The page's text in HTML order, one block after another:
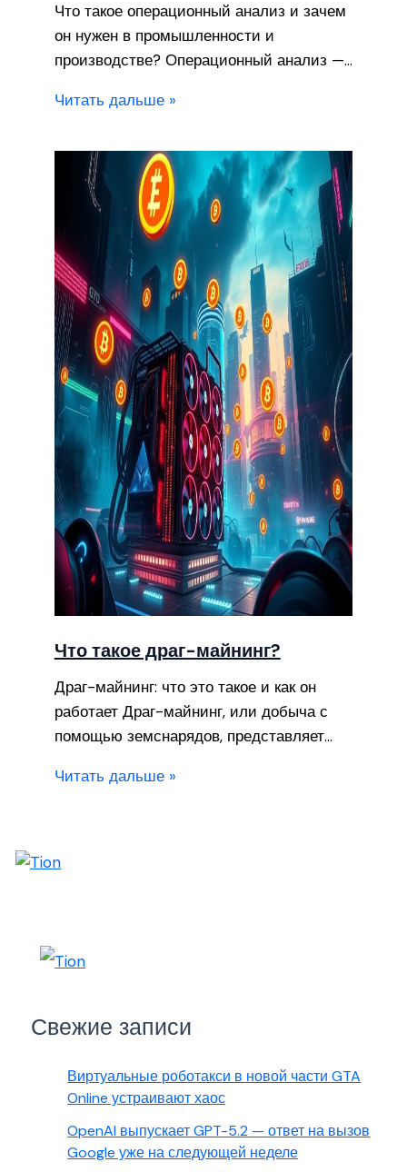
Что такое операционный анализ и зачем
он нужен в промышленности и
производстве? Операционный анализ —…
Читать дальше »
Что такое драг-майнинг?
Драг-майнинг: что это такое и как он
работает Драг-майнинг, или добыча с
помощью земснарядов, представляет…
Читать дальше »
Свежие записи
Виртуальные роботакси в новой части GTA
Online устраивают хаос
OpenAI выпускает GPT-5.2 — ответ на вызов
Google уже на следующей неделе